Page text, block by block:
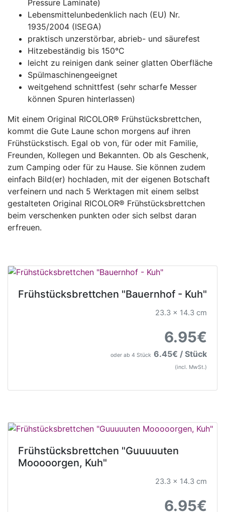
Pressure Laminate)
Lebensmittelunbedenklich nach (EU) Nr.
1935/2004 (ISEGA)
praktisch unzerstörbar, abrieb- und säurefest
Hitzebeständig bis 150°C
leicht zu reinigen dank seiner glatten Oberfläche
Spülmaschinengeeignet
weitgehend schnittfest (sehr scharfe Messer
können Spuren hinterlassen)
Mit einem Original RICOLOR® Frühstücksbrettchen,
kommt die Gute Laune schon morgens auf ihren
Frühstückstisch. Egal ob von, für oder mit Familie,
Freunden, Kollegen und Bekannten. Ob als Geschenk,
zum Camping oder für zu Hause. Sie können zudem
einfach Bild(er) hochladen, mit der eigenen Botschaft
verfeinern und nach 5 Werktagen mit einem selbst
gestalteten Original RICOLOR® Frühstücksbrettchen
beim verschenken punkten oder sich selbst daran
erfreuen.
Frühstücksbrettchen "Bauernhof - Kuh"
23.3 x 14.3 cm
6.95€
oder ab 4 Stück 6.45€ / Stück
(incl. MwSt.)
Frühstücksbrettchen "Guuuuuten
Mooooorgen, Kuh"
23.3 x 14.3 cm
6.95€